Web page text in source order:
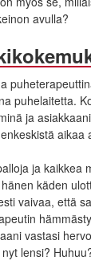
avulla?
puhelaitetta.
ja
aikaa
ja kaikkea
käden
vaivaa, että
vastasi
lensi?